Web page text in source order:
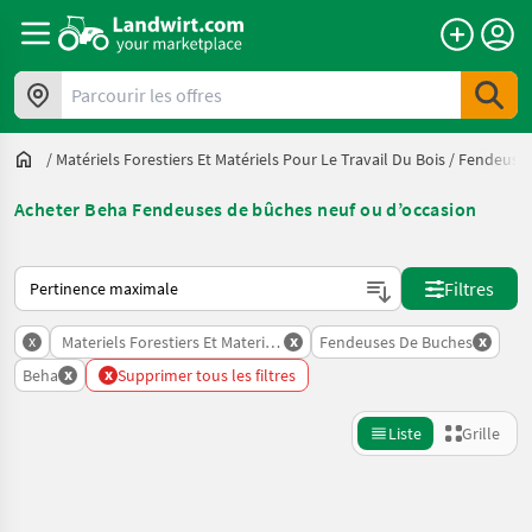
Parcourir les offres
/ Matériels Forestiers Et Matériels Pour Le Travail Du Bois /
Acheter Beha Fendeuses de bûches neuf ou d’occasion
Voici comment les annonces sont triées sur Landwirt.com
Filtres
x Materiels Forestiers Et Materiels Pour Le Travail Du Bois
x Fendeuses De Buches x
Beha x x Supprimer tous les filtres
Liste Grille